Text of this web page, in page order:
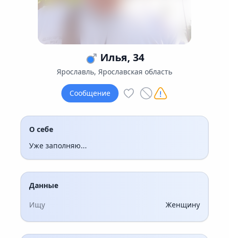
Илья, 34
Ярославль, Ярославская область
Сообщение
О себе
Уже заполняю...
Данные
Ищу
Женщину